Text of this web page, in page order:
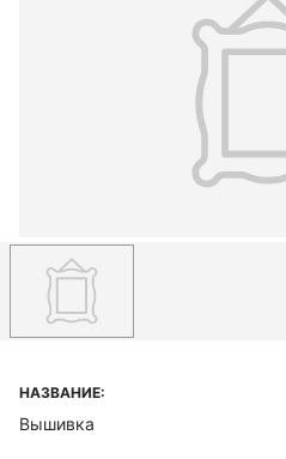
НАЗВАНИЕ:
Вышивка